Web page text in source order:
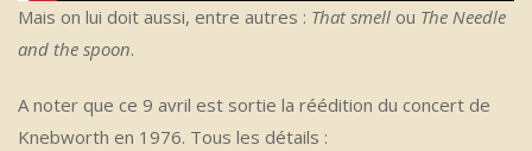
Mais on lui doit aussi, entre autres : That smell ou The Needle
and the spoon.
A noter que ce 9 avril est sortie la réédition du concert de
Knebworth en 1976. Tous les détails :